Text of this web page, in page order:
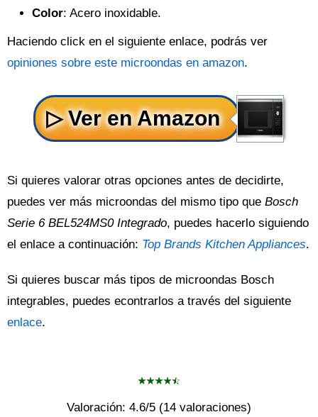
Color: Acero inoxidable.
Haciendo click en el siguiente enlace, podrás ver
opiniones sobre este microondas en amazon.
Si quieres valorar otras opciones antes de decidirte,
puedes ver más microondas del mismo tipo que Bosch
Serie 6 BEL524MS0 Integrado, puedes hacerlo siguiendo
el enlace a continuación: Top Brands Kitchen Appliances.
Si quieres buscar más tipos de microondas Bosch
integrables, puedes econtrarlos a través del siguiente
enlace.
Valoración: 4.6/5 (14 valoraciones)